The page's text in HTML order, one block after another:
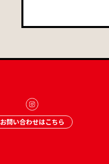
お問い合わせはこちら